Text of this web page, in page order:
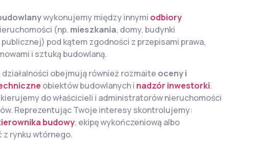
wykonujemy między innymi odbiory
(np. mieszkania, domy, budynki
pod kątem zgodności z przepisami prawa,
i sztuką budowlaną.
działalności obejmują również rozmaite oceny i
obiektów budowlanych i nadzór inwestorki.
do właścicieli i administratorów nieruchomości
Reprezentując Twoje interesy skontrolujemy:
budowy, ekipę wykończeniową albo
z rynku wtórnego.